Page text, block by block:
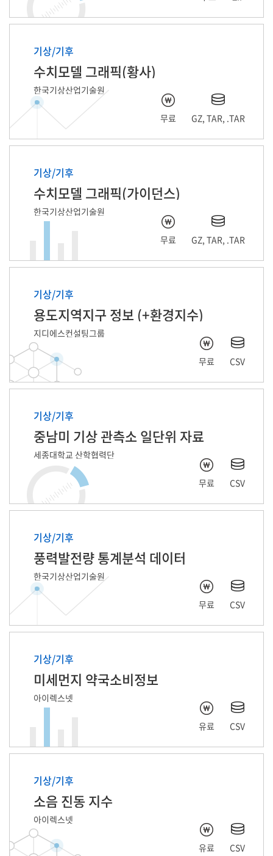
기상/기후
수치모델 그래픽(황사)
한국기상산업기술원
무료 GZ, TAR, .TAR
기상/기후
수치모델 그래픽(가이던스)
한국기상산업기술원
무료 GZ, TAR, .TAR
기상/기후
용도지역지구 정보 (+환경지수)
지디에스컨설팅그룹
무료 CSV
기상/기후
중남미 기상 관측소 일단위 자료
세종대학교 산학협력단
무료 CSV
기상/기후
풍력발전량 통계분석 데이터
한국기상산업기술원
무료 CSV
기상/기후
미세먼지 약국소비정보
아이렉스넷
유료 CSV
기상/기후
소음 진동 지수
아이렉스넷
유료 CSV